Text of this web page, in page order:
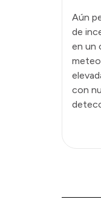
Aún
de
en un
con